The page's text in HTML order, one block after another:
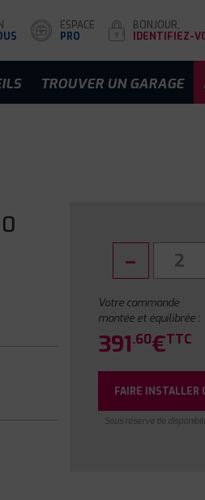
ESPACE
PRO
BONJOUR,
IDENTIFIEZ-
TROUVER UN GARAGE
Votre commande
montée et équilibrée :
391.60€TTC
FAIRE INSTALLER
Sous réserve de